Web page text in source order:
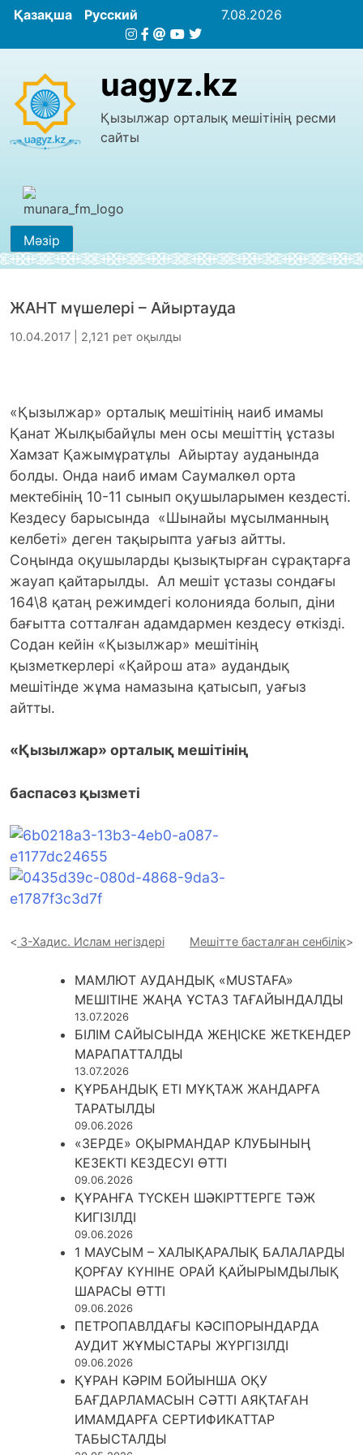
Қазақша Русский 7.08.2026
uagyz.kz
Қызылжар орталық мешітінің ресми
сайты
Мәзір
ЖАНТ мүшелері – Айыртауда
10.04.2017 | 2,121 рет оқылды
«Қызылжар» орталық мешітінің наиб имамы
Қанат Жылқыбайұлы мен осы мешіттің ұстазы
Хамзат Қажымұратұлы Айыртау ауданында
болды. Онда наиб имам Саумалкөл орта
мектебінің 10-11 сынып оқушыларымен кездесті.
Кездесу барысында «Шынайы мұсылманның
келбеті» деген тақырыпта уағыз айтты.
Соңында оқушыларды қызықтырған сұрақтарға
жауап қайтарылды. Ал мешіт ұстазы сондағы
164\8 қатаң режимдегі колонияда болып, діни
бағытта сотталған адамдармен кездесу өткізді.
Содан кейін «Қызылжар» мешітінің
қызметкерлері «Қайрош ата» аудандық
мешітінде жұма намазына қатысып, уағыз
айтты.
«Қызылжар» орталық мешітінің
баспасөз қызметі
3-Хадис. Ислам негіздері Мешітте басталған сенбілік
МАМЛЮТ АУДАНДЫҚ «MUSTAFA»
МЕШІТІНЕ ЖАҢА ҰСТАЗ ТАҒАЙЫНДАЛДЫ
13.07.2026
БІЛІМ САЙЫСЫНДА ЖЕҢІСКЕ ЖЕТКЕНДЕР
МАРАПАТТАЛДЫ
13.07.2026
ҚҰРБАНДЫҚ ЕТІ МҰҚТАЖ ЖАНДАРҒА
ТАРАТЫЛДЫ
09.06.2026
«ЗЕРДЕ» ОҚЫРМАНДАР КЛУБЫНЫҢ
КЕЗЕКТІ КЕЗДЕСУІ ӨТТІ
09.06.2026
ҚҰРАНҒА ТҮСКЕН ШӘКІРТТЕРГЕ ТӘЖ
КИГІЗІЛДІ
09.06.2026
1 МАУСЫМ – ХАЛЫҚАРАЛЫҚ БАЛАЛАРДЫ
ҚОРҒАУ КҮНІНЕ ОРАЙ ҚАЙЫРЫМДЫЛЫҚ
ШАРАСЫ ӨТТІ
09.06.2026
ПЕТРОПАВЛДАҒЫ КӘСІПОРЫНДАРДА
АУДИТ ЖҰМЫСТАРЫ ЖҮРГІЗІЛДІ
09.06.2026
ҚҰРАН КӘРІМ БОЙЫНША ОҚУ
БАҒДАРЛАМАСЫН СӘТТІ АЯҚТАҒАН
ИМАМДАРҒА СЕРТИФИКАТТАР
ТАБЫСТАЛДЫ